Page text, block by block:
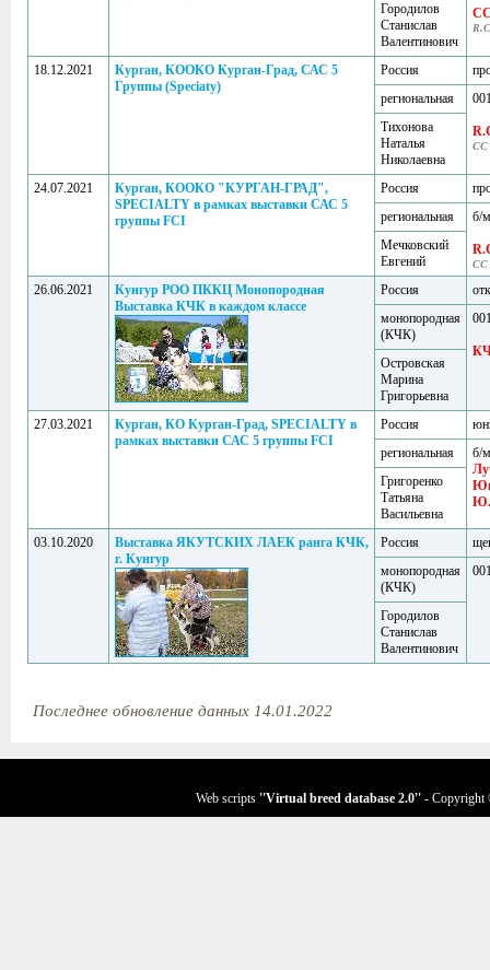
Городилов
Станислав
Валентинович
18.12.2021
Курган, КООКО Курган-Град, САС 5
Группы (Speciaty)
Россия
региональная
СС
Тихонова
Наталья
Николаевна
24.07.2021
Курган, КООКО "КУРГАН-ГРАД",
SPECIALTY в рамках выставки САС 5
группы FCI
Россия
региональная
б/
СС
Мечковский
Евгений
26.06.2021
Кунгур РОО ПККЦ Монопородная
Выставка КЧК в каждом классе
Россия
монопородная
(КЧК)
Островская
Марина
Григорьевна
27.03.2021
Курган, КО Курган-Град, SPECIALTY в
рамках выставки САС 5 группы FCI
Россия
региональная
б/
Григоренко
Татьяна
Васильевна
03.10.2020
Выставка ЯКУТСКИХ ЛАЕК ранга КЧК,
г. Кунгур
Россия
монопородная
(КЧК)
Городилов
Станислав
Валентинович
Последнее обновление данных 14.01.2022
Web scripts ''Virtual breed database 2.0'' - Copyright